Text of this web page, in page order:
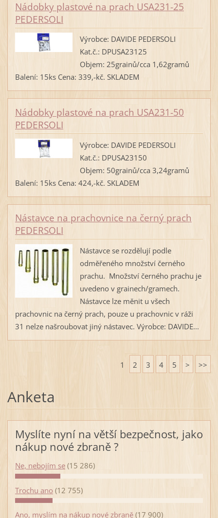
Nádobky plastové na prach USA231-25
PEDERSOLI
Výrobce: DAVIDE PEDERSOLI
Kat.č.: DPUSA23125
Objem: 25grainů/cca 1,62gramů
Balení: 15ks Cena: 339,-kč. SKLADEM
Nádobky plastové na prach USA231-50
PEDERSOLI
Výrobce: DAVIDE PEDERSOLI
Kat.č.: DPUSA23150
Objem: 50grainů/cca 3,24gramů
Balení: 15ks Cena: 424,-kč. SKLADEM
Nástavce na prachovnice na černý prach
PEDERSOLI
Nástavce se rozdělují podle
odměřeného množství černého
prachu. Množství černého prachu je
uvedeno v grainech/gramech.
Nástavce lze měnit u všech
prachovnic na černý prach, pouze u prachovnic v ráži
31 nelze našroubovat jiný nástavec. Výrobce: DAVIDE...
1 2 3 4 5 > >>
Anketa
Myslíte nyní na větší bezpečnost, jako
nákup nové zbraně ?
Ne, nebojím se (15 286)
Trochu ano (12 755)
Ano, myslím na nákup nové zbraně (17 900)